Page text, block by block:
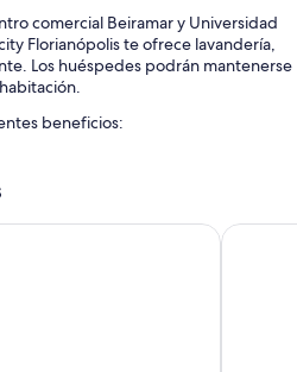
comercial Beiramar y Universidad
Florianópolis te ofrece lavandería,
Los huéspedes podrán mantenerse
beneficios:
HOTEL